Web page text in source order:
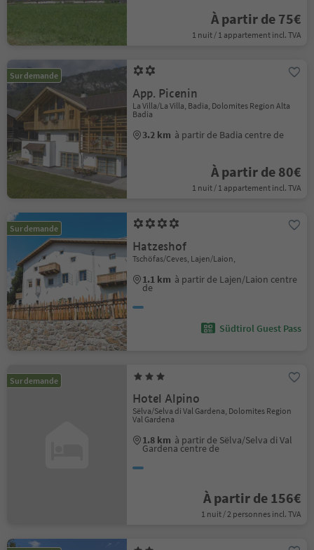
À partir de 75€
1 nuit / 1 appartement incl. TVA
Sur demande
App. Picenin
La Villa/La Villa, Badia, Dolomites Region Alta
Badia
3.2 km à partir de Badia centre de
À partir de 80€
1 nuit / 1 appartement incl. TVA
Sur demande
Hatzeshof
Tschöfas/Ceves, Lajen/Laion,
1.1 km à partir de Lajen/Laion centre
de
Südtirol Guest Pass
Sur demande
Hotel Alpino
Sëlva/Selva di Val Gardena, Dolomites Region
Val Gardena
1.8 km à partir de Sëlva/Selva di Val
Gardena centre de
À partir de 156€
1 nuit / 2 personnes incl. TVA